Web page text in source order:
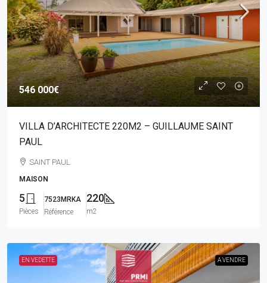
546 000€
VILLA D’ARCHITECTE 220M2 – GUILLAUME SAINT
PAUL
SAINT PAUL
MAISON
5
Pièces
7523MRKA
Référence
220
m2
EN VEDETTE A VENDRE